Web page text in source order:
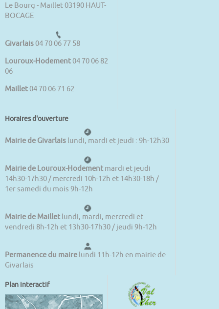
Le Bourg - Maillet 03190 HAUT-
BOCAGE
Givarlais 04 70 06 77 58
Louroux-Hodement 04 70 06 82
06
Maillet 04 70 06 71 62
Horaires d'ouverture
Mairie de Givarlais lundi, mardi et jeudi : 9h-12h30
Mairie de Louroux-Hodement mardi et jeudi
14h30-17h30 / mercredi 10h-12h et 14h30-18h /
1er samedi du mois 9h-12h
Mairie de Maillet lundi, mardi, mercredi et
vendredi 8h-12h et 13h30-17h30 / jeudi 9h-12h
Permanence du maire lundi 11h-12h en mairie de
Givarlais
Plan interactif